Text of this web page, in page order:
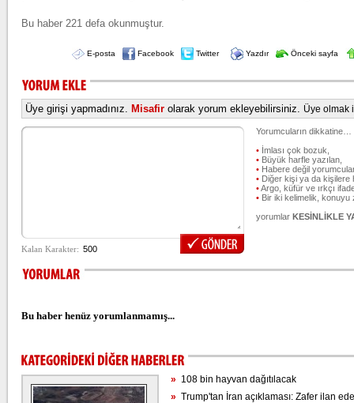
Bu haber 221 defa okunmuştur.
E-posta Facebook Twitter Yazdır Önceki sayfa
Üye girişi yapmadınız. Misafir olarak yorum ekleyebilirsiniz. Üye olmak
Yorumcuların dikkatine…
• İmlası çok bozuk,
• Büyük harfle yazılan,
• Habere değil
• Diğer kişi ya da kişilere
•Argo, küfür ve ırkçı
• Bir iki kelimelik, konuyu
yorumlar KESİNLİKLE
Bu haber henüz yorumlanmamış...
» 108 bin hayvan dağıtılacak
» Trump'tan İran açıklaması: Zafer ilan